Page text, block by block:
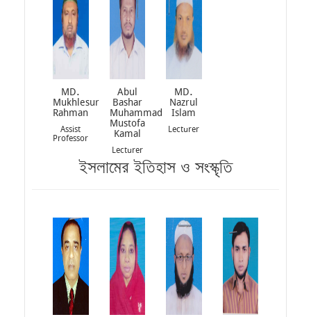
MD.
Mukhlesur
Rahman
Assist
Professor
Abul
Bashar
Muhammad
Mustofa
Kamal
Lecturer
MD.
Nazrul
Islam
Lecturer
ইসলামের ইতিহাস ও সংস্কৃতি